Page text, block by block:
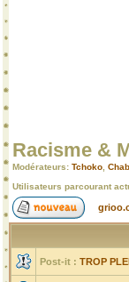
Racisme &
Modérateurs: Tchoko
Utilisateurs parcourant
Post-it : TROP